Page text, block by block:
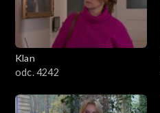
Klan
odc. 4242